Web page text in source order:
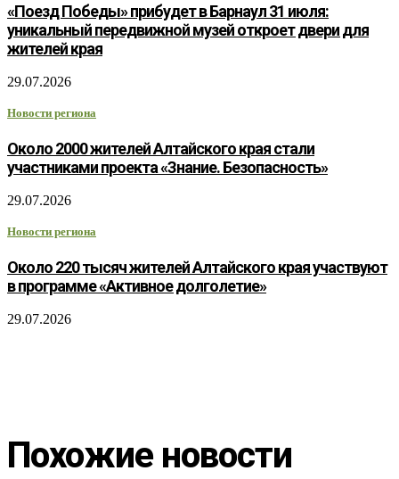
«Поезд Победы» прибудет в Барнаул 31 июля:
уникальный передвижной музей откроет двери для
жителей края
29.07.2026
Новости региона
Около 2000 жителей Алтайского края стали
участниками проекта «Знание. Безопасность»
29.07.2026
Новости региона
Около 220 тысяч жителей Алтайского края участвуют
в программе «Активное долголетие»
29.07.2026
Похожие новости